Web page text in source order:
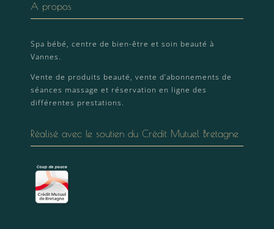
A propos
Spa bébé, centre de bien-être et soin beauté à
Vannes.
Vente de produits beauté, vente d’abonnements de
séances massage et réservation en ligne des
différentes prestations.
Réalisé avec le soutien du Crédit Mutuel Bretagne